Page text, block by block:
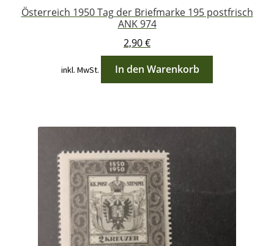
Österreich 1950 Tag der Briefmarke 195 postfrisch
ANK 974
2,90€
inkl. MwSt. In den Warenkorb